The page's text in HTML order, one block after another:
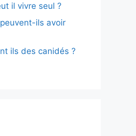
il vivre seul ?
ils avoir
ils des canidés ?